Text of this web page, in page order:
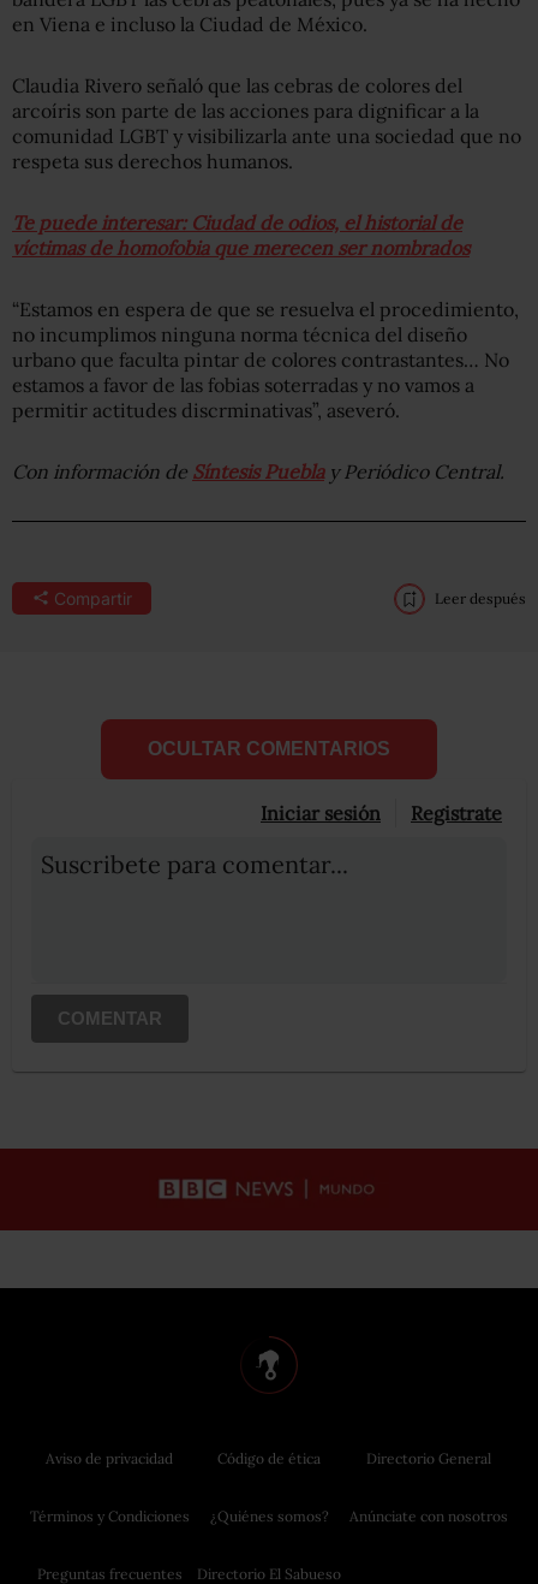
en Viena e incluso la Ciudad de México.
Claudia Rivero señaló que las cebras de colores del
arcoíris son parte de las acciones para dignificar a la
comunidad LGBT y visibilizarla ante una sociedad que no
respeta sus derechos humanos.
Te puede interesar: Ciudad de odios, el historial de
víctimas de homofobia que merecen ser nombrados
“Estamos en espera de que se resuelva el procedimiento,
no incumplimos ninguna norma técnica del diseño
urbano que faculta pintar de colores contrastantes… No
estamos a favor de las fobias soterradas y no vamos a
permitir actitudes discrminativas”, aseveró.
Con información de Síntesis Pueblay Periódico Central.
Compartir Leer después
OCULTAR COMENTARIOS
Iniciar sesión Registrate
Suscribete para comentar...
COMENTAR
Aviso de privacidad
Términos y Condiciones
Preguntas frecuentes
Código de ética
¿Quiénes somos?
Directorio El Sabueso
Directorio General
Anúnciate con nosotros